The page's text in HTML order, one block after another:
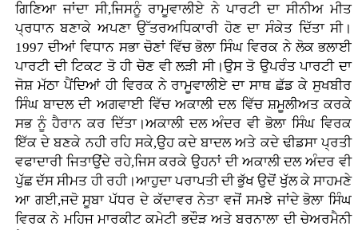
ਗਿਣਿਆ ਜਾਂਦਾ ਸੀ,ਜਿਸਨੂੰ ਰਾਮੂਵਾਲੀਏ ਨੇ ਪਾਰਟੀ ਦਾ ਸੀਨੀਅ ਮੀਤ
ਪ੍ਰਧਾਨ ਬਣਾਕੇ ਅਪਣਾ ਉੱਤਰਅਧਿਕਾਰੀ ਹੋਣ ਦਾ ਸੰਕੇਤ ਦਿੱਤਾ ਸੀ।
1997 ਦੀਆਂ ਵਿਧਾਨ ਸਭਾ ਚੋਣਾਂ ਵਿੱਚ ਭੋਲਾ ਸਿੰਘ ਵਿਰਕ ਨੇ ਲੋਕ ਭਲਾਈ
ਪਾਰਟੀ ਦੀ ਟਿਕਟ ਤੋ ਹੀ ਚੋਣ ਵੀ ਲੜੀ ਸੀ।ਉਸ ਤੋ ਉਪਰੰਤ ਪਾਰਟੀ ਦਾ
ਜੋਸ਼ ਮੱਠਾ ਪੈਂਦਿਆਂ ਹੀ ਵਿਰਕ ਨੇ ਰਾਮੂਵਾਲੀਏ ਦਾ ਸਾਥ ਛੱਡ ਕੇ ਸੁਖਬੀਰ
ਸਿੰਘ ਬਾਦਲ ਦੀ ਅਗਵਾਈ ਵਿੱਚ ਅਕਾਲੀ ਦਲ ਵਿੱਚ ਸ਼ਮੂਲੀਅਤ ਕਰਕੇ
ਸਭ ਨੂੰ ਹੈਰਾਨ ਕਰ ਦਿੱਤਾ।ਅਕਾਲੀ ਦਲ ਅੰਦਰ ਵੀ ਭੋਲਾ ਸਿੰਘ ਵਿਰਕ
ਇੱਕ ਦੇ ਬਣਕੇ ਨਹੀ ਰਹਿ ਸਕੇ,ਉਹ ਕਦੇ ਬਾਦਲ ਅਤੇ ਕਦੇ ਢੀਡਸਾ ਪ੍ਰਤੀ
ਵਫਾਦਾਰੀ ਜਿਤਾਉਂਦੇ ਰਹੇ,ਜਿਸ ਕਰਕੇ ਉਹਨਾਂ ਦੀ ਅਕਾਲੀ ਦਲ ਅੰਦਰ ਵੀ
ਪੁੱਛ ਦੱਸ ਸੀਮਤ ਹੀ ਰਹੀ।ਆਹੁਦਾ ਪਰਾਪਤੀ ਦੀ ਭੁੱਖ ਉਦੋਂ ਖੁੱਲ ਕੇ ਸਾਹਮਣੇ
ਆ ਗਈ,ਜਦੋ ਸੂਬਾ ਪੱਧਰ ਦੇ ਕੱਦਾਵਰ ਨੇਤਾ ਵਜੋਂ ਸਮਝੇ ਜਾਂਦੇ ਭੋਲਾ ਸਿੰਘ
ਵਿਰਕ ਨੇ ਮਹਿਜ ਮਾਰਕੀਟ ਕਮੇਟੀ ਭਦੌੜ ਅਤੇ ਬਰਨਾਲਾ ਦੀ ਚੇਅਰਮੈਨੀ